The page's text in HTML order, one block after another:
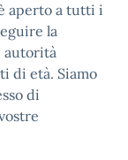
aperto a tutti i
la
autorità
di età. Siamo
di